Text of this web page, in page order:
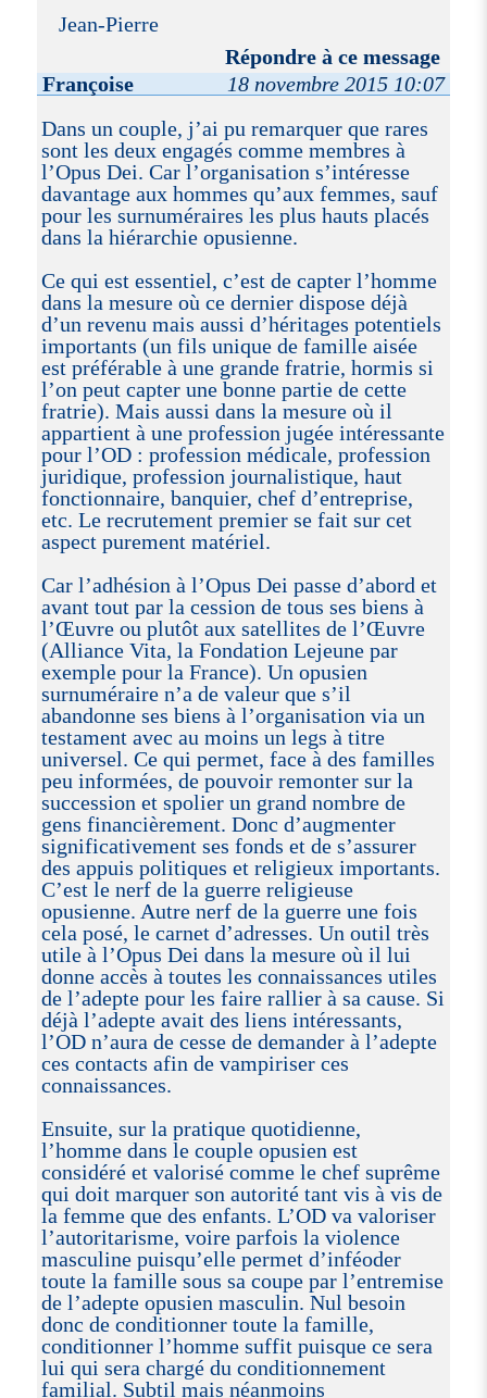
Jean-Pierre
Répondre à ce message
Françoise
18 novembre 2015 10:07
Dans un couple, j’ai pu remarquer que rares
sont les deux engagés comme membres à
l’Opus Dei. Car l’organisation s’intéresse
davantage aux hommes qu’aux femmes, sauf
pour les surnuméraires les plus hauts placés
dans la hiérarchie opusienne.
Ce qui est essentiel, c’est de capter l’homme
dans la mesure où ce dernier dispose déjà
d’un revenu mais aussi d’héritages potentiels
importants (un fils unique de famille aisée
est préférable à une grande fratrie, hormis si
l’on peut capter une bonne partie de cette
fratrie). Mais aussi dans la mesure où il
appartient à une profession jugée intéressante
pour l’OD : profession médicale, profession
juridique, profession journalistique, haut
fonctionnaire, banquier, chef d’entreprise,
etc. Le recrutement premier se fait sur cet
aspect purement matériel.
Car l’adhésion à l’Opus Dei passe d’abord et
avant tout par la cession de tous ses biens à
l’Œuvre ou plutôt aux satellites de l’Œuvre
(Alliance Vita, la Fondation Lejeune par
exemple pour la France). Un opusien
surnuméraire n’a de valeur que s’il
abandonne ses biens à l’organisation via un
testament avec au moins un legs à titre
universel. Ce qui permet, face à des familles
peu informées, de pouvoir remonter sur la
succession et spolier un grand nombre de
gens financièrement. Donc d’augmenter
significativement ses fonds et de s’assurer
des appuis politiques et religieux importants.
C’est le nerf de la guerre religieuse
opusienne. Autre nerf de la guerre une fois
cela posé, le carnet d’adresses. Un outil très
utile à l’Opus Dei dans la mesure où il lui
donne accès à toutes les connaissances utiles
de l’adepte pour les faire rallier à sa cause. Si
déjà l’adepte avait des liens intéressants,
l’OD n’aura de cesse de demander à l’adepte
ces contacts afin de vampiriser ces
connaissances.
Ensuite, sur la pratique quotidienne,
l’homme dans le couple opusien est
considéré et valorisé comme le chef suprême
qui doit marquer son autorité tant vis à vis de
la femme que des enfants. L’OD va valoriser
l’autoritarisme, voire parfois la violence
masculine puisqu’elle permet d’inféoder
toute la famille sous sa coupe par l’entremise
de l’adepte opusien masculin. Nul besoin
donc de conditionner toute la famille,
conditionner l’homme suffit puisque ce sera
lui qui sera chargé du conditionnement
familial. Subtil mais néanmoins